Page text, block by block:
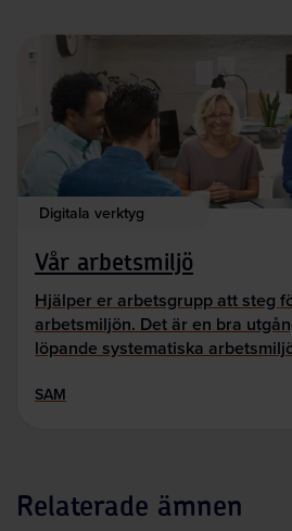
Digitala verktyg
Vår arbetsmiljö
Hjälper er arbetsgrupp att steg
arbetsmiljön. Det är en bra
löpande systematiska
SAM
Relaterade ämnen